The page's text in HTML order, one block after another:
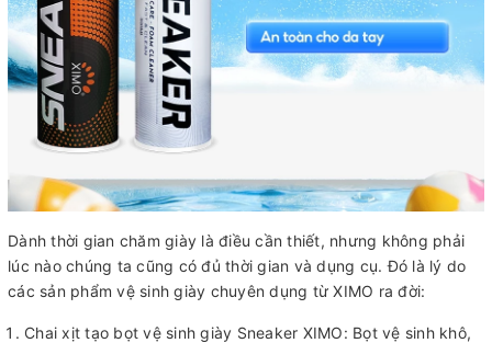
Dành thời gian chăm giày là điều cần thiết, nhưng không phải
lúc nào chúng ta cũng có đủ thời gian và dụng cụ. Đó là lý do
các sản phẩm vệ sinh giày chuyên dụng từ XIMO ra đời:
Chai xịt tạo bọt vệ sinh giày Sneaker XIMO: Bọt vệ sinh khô,